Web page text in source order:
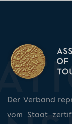
Der Verband
vom Staat